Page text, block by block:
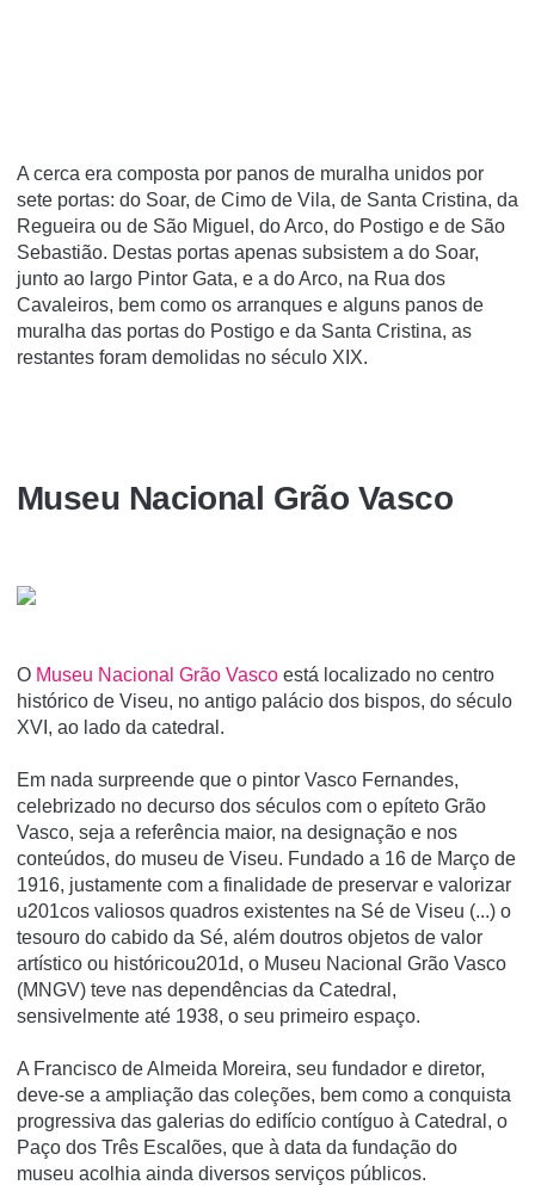
A cerca era composta por panos de muralha unidos por
sete portas: do Soar, de Cimo de Vila, de Santa Cristina, da
Regueira ou de São Miguel, do Arco, do Postigo e de São
Sebastião. Destas portas apenas subsistem a do Soar,
junto ao largo Pintor Gata, e a do Arco, na Rua dos
Cavaleiros, bem como os arranques e alguns panos de
muralha das portas do Postigo e da Santa Cristina, as
restantes foram demolidas no século XIX.
Museu Nacional Grão Vasco
O Museu Nacional Grão Vasco está localizado no centro
histórico de Viseu, no antigo palácio dos bispos, do século
XVI, ao lado da catedral.
Em nada surpreende que o pintor Vasco Fernandes,
celebrizado no decurso dos séculos com o epí­teto Grão
Vasco, seja a referência maior, na designação e nos
conteúdos, do museu de Viseu. Fundado a 16 de Março de
1916, justamente com a finalidade de preservar e valorizar
u201cos valiosos quadros existentes na Sé de Viseu (...) o
tesouro do cabido da Sé, além doutros objetos de valor
artí­stico ou históricou201d, o Museu Nacional Grão Vasco
(MNGV) teve nas dependências da Catedral,
sensivelmente até 1938, o seu primeiro espaço.
A Francisco de Almeida Moreira, seu fundador e diretor,
deve-se a ampliação das coleções, bem como a conquista
progressiva das galerias do edifí­cio contí­guo à Catedral, o
Paço dos Três Escalões, que à data da fundação do
museu acolhia ainda diversos serviços públicos.